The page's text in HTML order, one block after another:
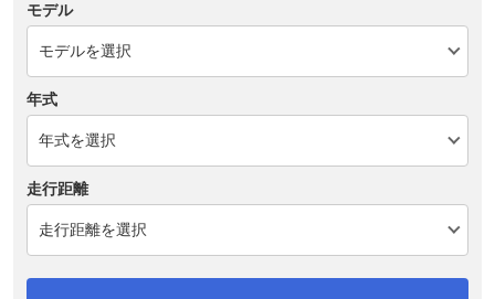
モデル
年式
走行距離